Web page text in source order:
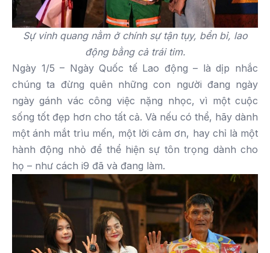
Sự vinh quang nằm ở chính sự tận tụy, bền bỉ, lao
động bằng cả trái tim.
Ngày 1/5 – Ngày Quốc tế Lao động – là dịp nhắc
chúng ta đừng quên những con người đang ngày
ngày gánh vác công việc nặng nhọc, vì một cuộc
sống tốt đẹp hơn cho tất cả. Và nếu có thể, hãy dành
một ánh mắt trìu mến, một lời cảm ơn, hay chỉ là một
hành động nhỏ để thể hiện sự tôn trọng dành cho
họ – như cách i9 đã và đang làm.